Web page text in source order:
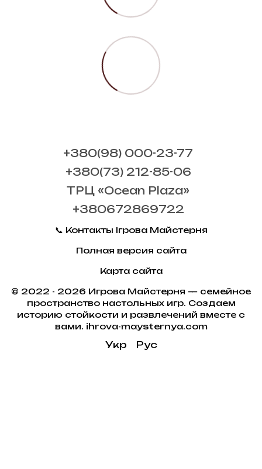
+380(98) 000-23-77
+380(73) 212-85-06
ТРЦ «Ocean Plaza»
+380672869722
📞 Контакты Ігрова Майстерня
Полная версия сайта
Карта сайта
© 2022 - 2026 Игрова Майстерня — семейное
пространство настольных игр. Создаем
историю стойкости и развлечений вместе с
вами. ihrova-maysternya.com
Укр Рус